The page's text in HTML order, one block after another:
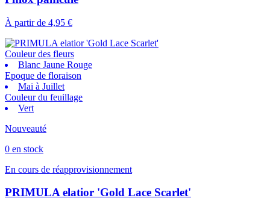
À partir de 4,95 €
Couleur des fleurs
Blanc Jaune Rouge
Epoque de floraison
Mai à Juillet
Couleur du feuillage
Vert
Nouveauté
0 en stock
En cours de réapprovisionnement
PRIMULA elatior 'Gold Lace Scarlet'